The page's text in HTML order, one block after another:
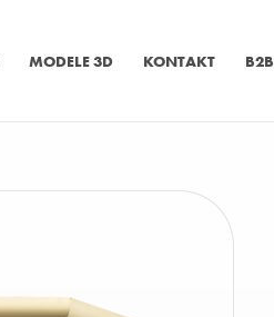
MODELE 3D KONTAKT B2B